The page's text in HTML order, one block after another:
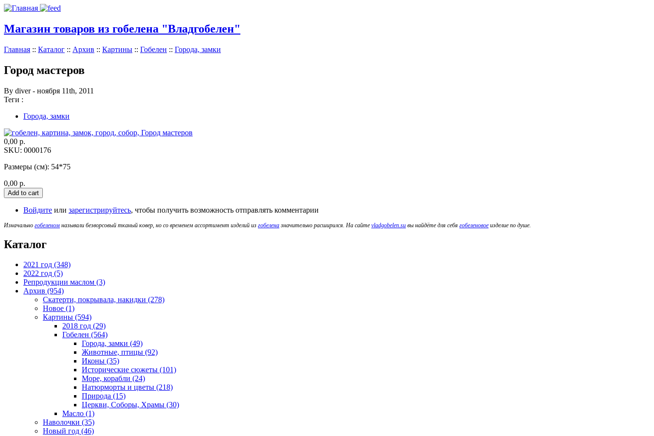
Магазин товаров из гобелена "Владгобелен"
Главная :: Каталог :: Архив :: Картины :: Гобелен :: Города, замки
Город мастеров
By diver - ноября 11th, 2011
Теги :
Города, замки
0,00 р.
SKU: 0000176
Размеры (см): 54*75
0,00 р.
Войдите или зарегистрируйтесь, чтобы получить возможность отправлять комментарии
Изначально гобеленом называли безворсовый тканый ковер, но со временем ассортимент изделий из гобелена значительно расширился. На сайте vladgobelen.su вы найдёте для себя гобеленовое изделие по душе.
Каталог
2021 год (348)
2022 год (5)
Репродукции маслом (3)
Архив (954)
Скатерти, покрывала, накидки (278)
Новое (1)
Картины (594)
2018 год (29)
Гобелен (564)
Города, замки (49)
Животные, птицы (92)
Иконы (35)
Исторические сюжеты (101)
Море, корабли (24)
Натюрморты и цветы (218)
Природа (15)
Церкви, Соборы, Храмы (30)
Масло (1)
Наволочки (35)
Новый год (46)